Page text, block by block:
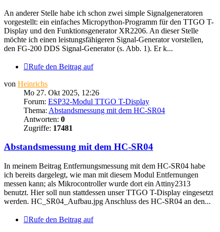
An anderer Stelle habe ich schon zwei simple Signalgeneratoren
vorgestellt: ein einfaches Micropython-Programm für den TTGO T-
Display und den Funktionsgenerator XR2206. An dieser Stelle
möchte ich einen leistungsfähigeren Signal-Generator vorstellen,
den FG-200 DDS Signal-Generator (s. Abb. 1). Er k...
Rufe den Beitrag auf
von Heinrichs
Mo 27. Okt 2025, 12:26
Forum: ESP32-Modul TTGO T-Display
Thema: Abstandsmessung mit dem HC-SR04
Antworten: 0
Zugriffe: 17481
Abstandsmessung mit dem HC-SR04
In meinem Beitrag Entfernungsmessung mit dem HC-SR04 habe
ich bereits dargelegt, wie man mit diesem Modul Entfernungen
messen kann; als Mikrocontroller wurde dort ein Attiny2313
benutzt. Hier soll nun stattdessen unser TTGO T-Display eingesetzt
werden. HC_SR04_Aufbau.jpg Anschluss des HC-SR04 an den...
Rufe den Beitrag auf